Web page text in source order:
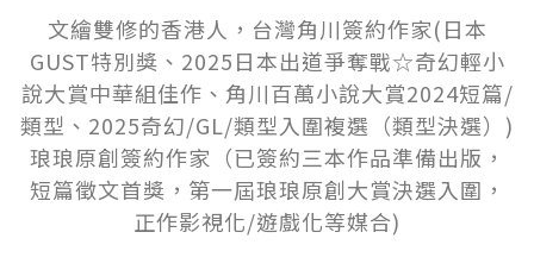
文繪雙修的香港人，台灣角川簽約作家(日本
GUST特別獎、2025日本出道爭奪戰☆奇幻輕小
說大賞中華組佳作、角川百萬小說大賞2024短篇/
類型、2025奇幻/GL/類型入圍複選（類型決選）)
琅琅原創簽約作家（已簽約三本作品準備出版，
短篇徵文首獎，第一屆琅琅原創大賞決選入圍，
正作影視化/遊戲化等媒合)